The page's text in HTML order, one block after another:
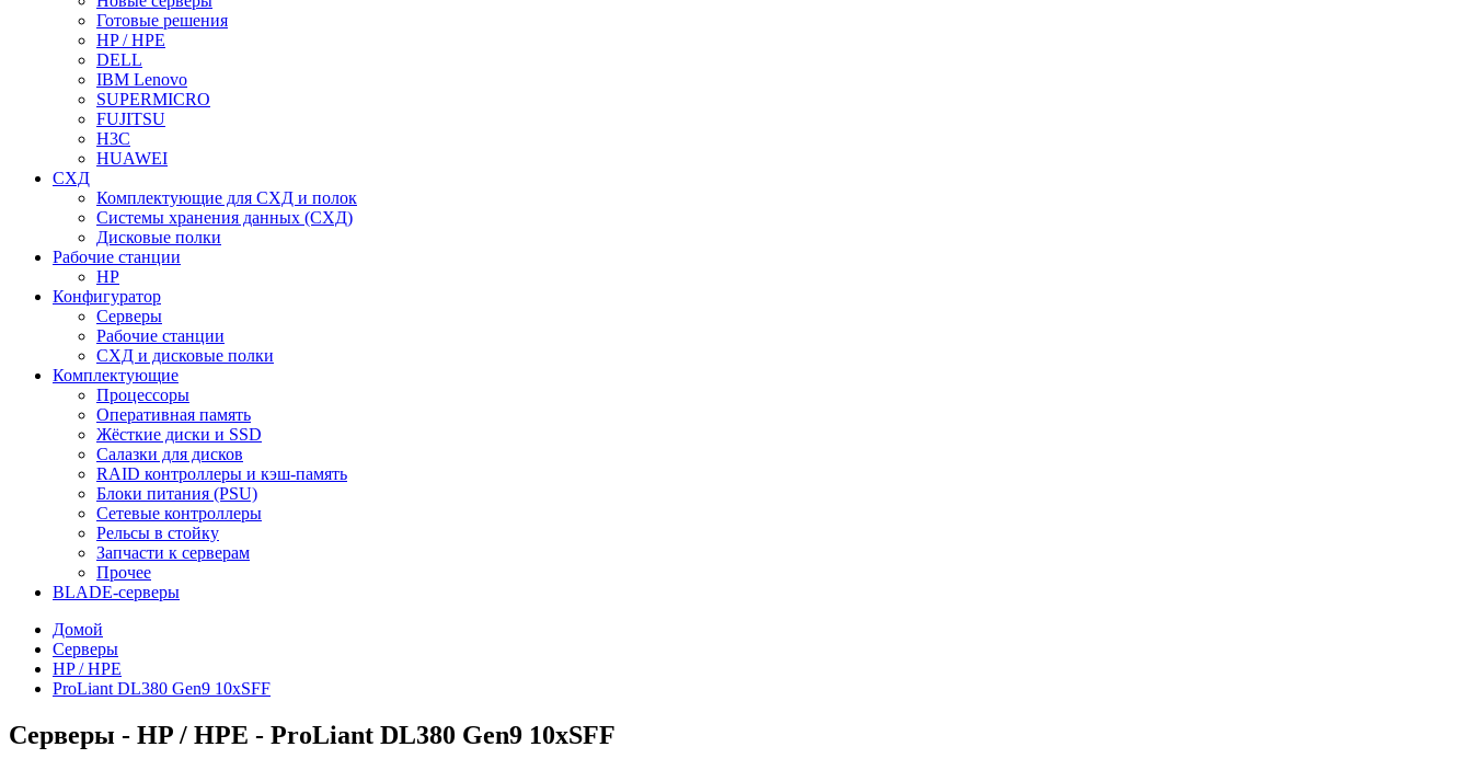
Готовые решения
HP / HPE
DELL
IBM Lenovo
SUPERMICRO
FUJITSU
H3C
HUAWEI
СХД
Комплектующие для СХД и полок
Системы хранения данных (СХД)
Дисковые полки
Рабочие станции
HP
Конфигуратор
Серверы
Рабочие станции
СХД и дисковые полки
Комплектующие
Процессоры
Оперативная память
Жёсткие диски и SSD
Салазки для дисков
RAID контроллеры и кэш-память
Блоки питания (PSU)
Сетевые контроллеры
Рельсы в стойку
Запчасти к серверам
Прочее
BLADE-серверы
Домой
Серверы
HP / HPE
ProLiant DL380 Gen9 10xSFF
Серверы - HP / HPE - ProLiant DL380 Gen9 10xSFF